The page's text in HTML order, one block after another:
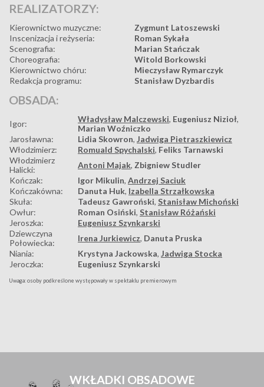
REALIZATORZY:
Kierownictwo muzyczne:
Zygmunt Latoszewski
Inscenizacja i reżyseria:
Roman Sykała
Scenografia:
Marian Stańczak
Choreografia:
Witold Borkowski
Kierownictwo chóru:
Mieczysław Rymarczyk
Redakcja programu:
Stanisław Dyzbardis
OBSADA:
Igor: Władysław Malczewski, Eugeniusz Nizioł,
Marian Woźniczko
Jarosławna:
Lidia Skowron, Jadwiga Pietraszkiewicz
Włodzimierz:
Romuald Spychalski, Feliks Tarnawski
Włodzimierz
Halicki:
Antoni Majak, Zbigniew Studler
Kończak:
Igor Mikulin, Andrzej Saciuk
Kończakówna:
Danuta Huk, Izabella Strzałkowska
Skuła:
Tadeusz Gawroński, Stanisław Michoński
Owłur:
Roman Osiński, Stanisław Różański
Jeroszka:
Eugeniusz Szynkarski
Dziewczyna
Połowiecka:
Irena Jurkiewicz, Danuta Pruska
Niania:
Krystyna Jackowska, Jadwiga Stocka
Jeroczka:
Eugeniusz Szynkarski
Uwaga: osoby podkreślone występowały w spektaklu premierowym
WKŁADKI OBSADOWE